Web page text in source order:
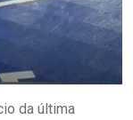
da última